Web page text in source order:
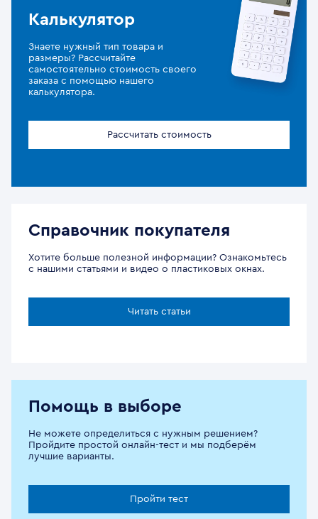
Калькулятор
Знаете нужный тип товара и
размеры? Рассчитайте
самостоятельно стоимость своего
заказа с помощью нашего
калькулятора.
Рассчитать стоимость
Справочник покупателя
Хотите больше полезной информации? Ознакомьтесь
с нашими статьями и видео о пластиковых окнах.
Читать статьи
Помощь в выборе
Не можете определиться с нужным решением?
Пройдите простой онлайн-тест и мы подберём
лучшие варианты.
Пройти тест